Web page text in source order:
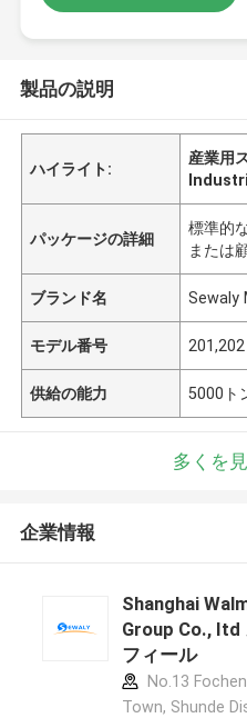
製品の説明
ハイライト:
産業用
パッケージの詳細
標準的
または
ブランド名 Sewaly
モデル番号 201,202
供給の能力 5000ト
多くを
企業情報
Shanghai
Group Co., Itd
フィール
No.13
Town, Shunde